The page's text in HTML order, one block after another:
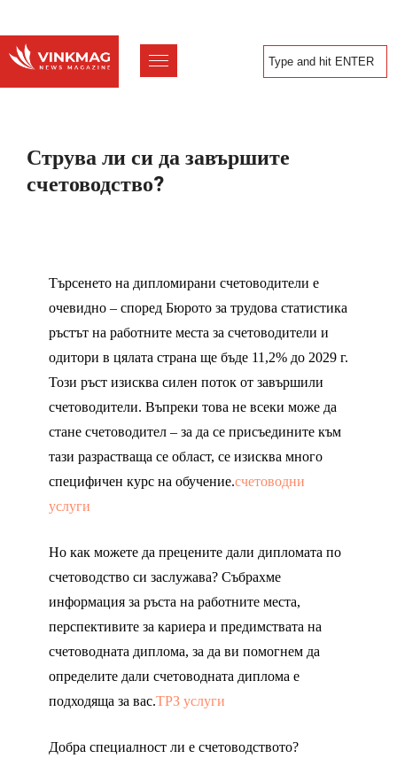
Струва ли си да завършите
счетоводство?
Търсенето на дипломирани счетоводители е
очевидно – според Бюрото за трудова статистика
ръстът на работните места за счетоводители и
одитори в цялата страна ще бъде 11,2% до 2029 г.
Този ръст изисква силен поток от завършили
счетоводители. Въпреки това не всеки може да
стане счетоводител – за да се присъедините към
тази разрастваща се област, се изисква много
специфичен курс на обучение.счетоводни
услуги
Но как можете да прецените дали дипломата по
счетоводство си заслужава? Събрахме
информация за ръста на работните места,
перспективите за кариера и предимствата на
счетоводната диплома, за да ви помогнем да
определите дали счетоводната диплома е
подходяща за вас.ТРЗ услуги
Добра специалност ли е счетоводството?